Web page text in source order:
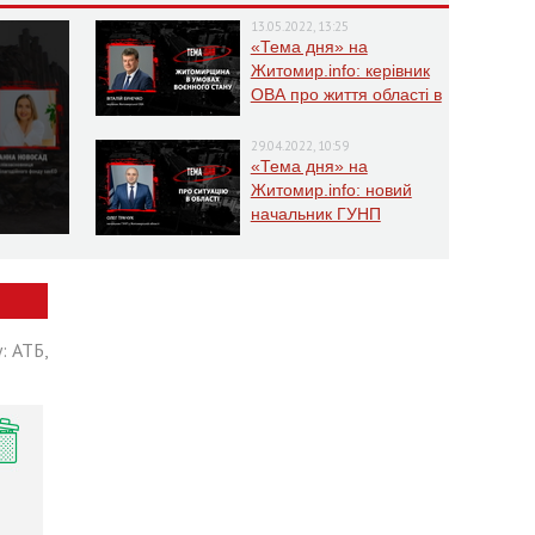
13.05.2022, 13:25
«Тема дня» на
Житомир.info: керівник
ОВА про життя області в
29.04.2022, 10:59
«Тема дня» на
Житомир.info: новий
начальник ГУНП
АТБ,